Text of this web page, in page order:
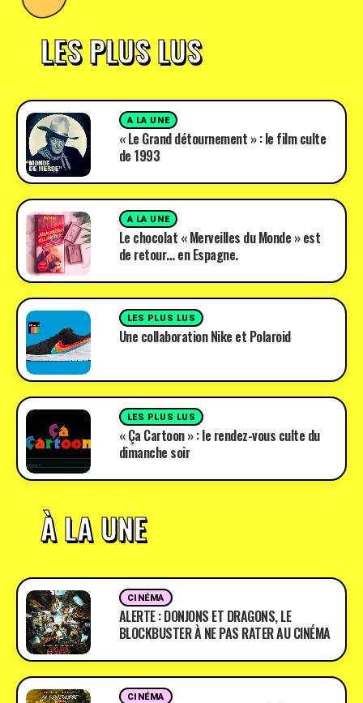
LES PLUS LUS
A LA UNE
« Le Grand détournement » : le film culte
de 1993
A LA UNE
Le chocolat « Merveilles du Monde » est
de retour… en Espagne.
LES PLUS LUS
Une collaboration Nike et Polaroid
LES PLUS LUS
« Ça Cartoon » : le rendez-vous culte du
dimanche soir
À LA UNE
CINÉMA
ALERTE : DONJONS ET DRAGONS, LE
BLOCKBUSTER À NE PAS RATER AU CINÉMA
CINÉMA